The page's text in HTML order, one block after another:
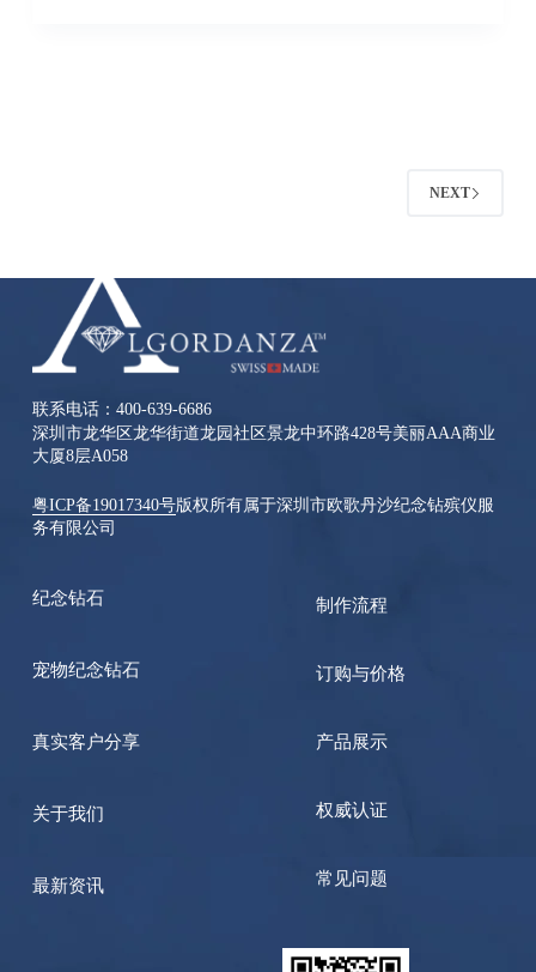
NEXT
联系电话：400-639-6686
深圳市龙华区龙华街道龙园社区景龙中环路428号美丽AAA商业
大厦8层A058
粤ICP备19017340号版权所有属于深圳市欧歌丹沙纪念钻殡仪服
务有限公司
纪念钻石
宠物纪念钻石
真实客户分享
关于我们
最新资讯
制作流程
订购与价格
产品展示
权威认证
常见问题